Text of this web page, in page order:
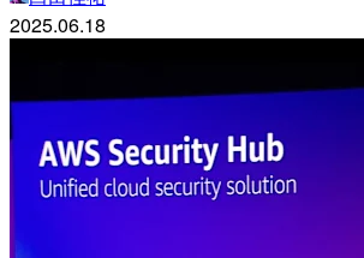
2025.06.18